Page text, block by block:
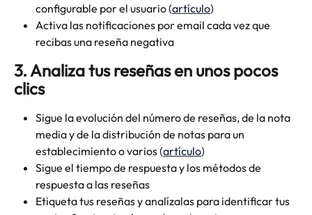
configurable por el usuario (artículo)
Activa las notificaciones por email cada vez que
recibas una reseña negativa
3. Analiza tus reseñas en unos pocos
clics
Sigue la evolución del número de reseñas, de la nota
media y de la distribución de notas para un
establecimiento o varios (artículo)
Sigue el tiempo de respuesta y los métodos de
respuesta a las reseñas
Etiqueta tus reseñas y analízalas para identificar tus